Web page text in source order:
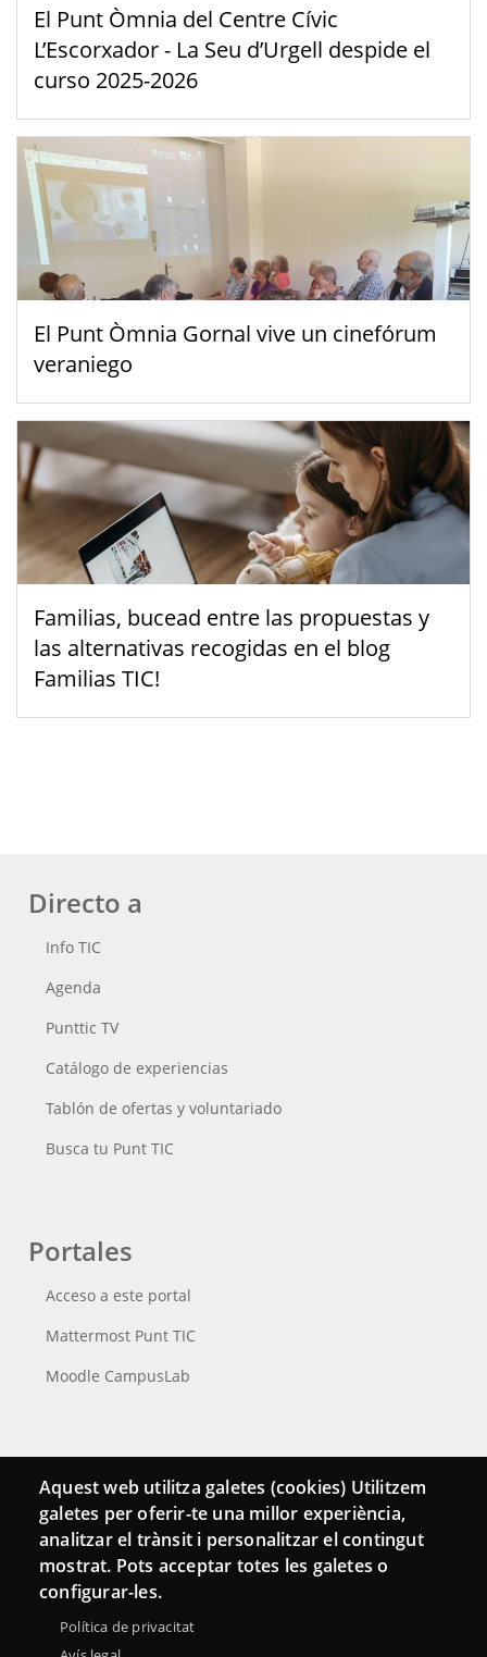
El Punt Òmnia del Centre Cívic
L’Escorxador - La Seu d’Urgell despide el
curso 2025-2026
El Punt Òmnia Gornal vive un cinefórum
veraniego
Familias, bucead entre las propuestas y
las alternativas recogidas en el blog
Familias TIC!
Directo a
Info TIC
Agenda
Punttic TV
Catálogo de experiencias
Tablón de ofertas y voluntariado
Busca tu Punt TIC
Portales
Acceso a este portal
Mattermost Punt TIC
Moodle CampusLab
Conecta
Contacto
Hemeroteca
Aquest web utilitza galetes (cookies) Utilitzem
galetes per oferir-te una millor experiència,
analitzar el trànsit i personalitzar el contingut
mostrat. Pots acceptar totes les galetes o
configurar-les.
Política de privacitat